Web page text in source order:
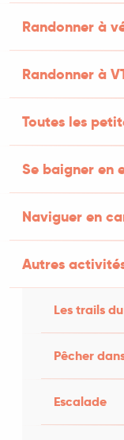
Randonner à
Randonner à
Toutes les
Se baigner en
Naviguer en
Autres
Les trails
Pêcher
Escalade
Chekashov
-
-